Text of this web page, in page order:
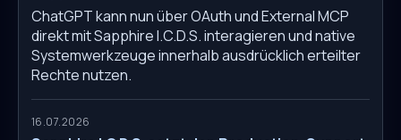
ChatGPT kann nun über OAuth und External MCP
direkt mit Sapphire I.C.D.S. interagieren und native
Systemwerkzeuge innerhalb ausdrücklich erteilter
Rechte nutzen.
16.07.2026